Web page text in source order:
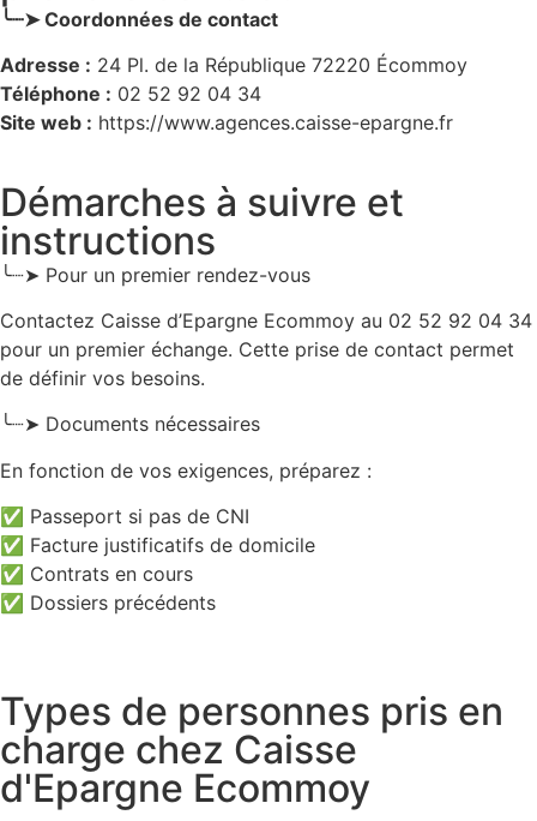
╰┈➤ Coordonnées de contact
Adresse : 24 Pl. de la République 72220 Écommoy
Téléphone : 02 52 92 04 34
Site web : https://www.agences.caisse-epargne.fr
Démarches à suivre et
instructions
╰┈➤ Pour un premier rendez-vous
Contactez Caisse d’Epargne Ecommoy au 02 52 92 04 34
pour un premier échange. Cette prise de contact permet
de définir vos besoins.
╰┈➤ Documents nécessaires
En fonction de vos exigences, préparez :
✅ Passeport si pas de CNI
✅ Facture justificatifs de domicile
✅ Contrats en cours
✅ Dossiers précédents
Types de personnes pris en
charge chez Caisse
d'Epargne Ecommoy